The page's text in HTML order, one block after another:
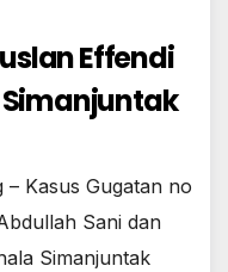
Effendi
Kasus Gugatan no
Sani dan
Simanjuntak